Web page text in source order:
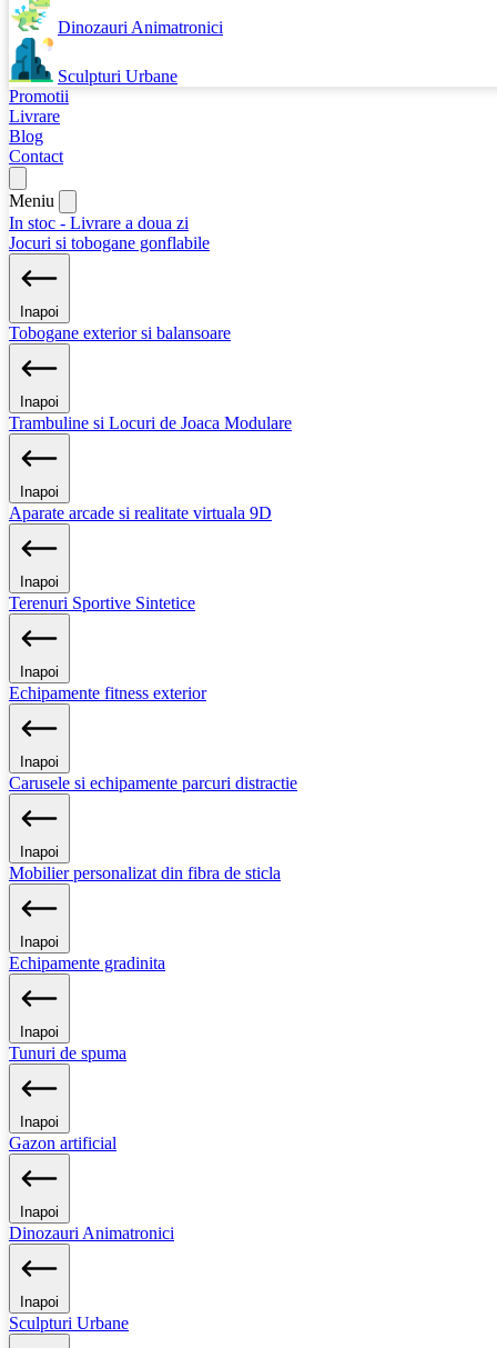
Dinozauri Animatronici
Sculpturi Urbane
Promotii
Livrare
Blog
Contact
Meniu
In stoc - Livrare a doua zi
Jocuri si tobogane gonflabile
Inapoi
Tobogane exterior si balansoare
Inapoi
Trambuline si Locuri de Joaca Modulare
Inapoi
Aparate arcade si realitate virtuala 9D
Inapoi
Terenuri Sportive Sintetice
Inapoi
Echipamente fitness exterior
Inapoi
Carusele si echipamente parcuri distractie
Inapoi
Mobilier personalizat din fibra de sticla
Inapoi
Echipamente gradinita
Inapoi
Tunuri de spuma
Inapoi
Gazon artificial
Inapoi
Dinozauri Animatronici
Inapoi
Sculpturi Urbane